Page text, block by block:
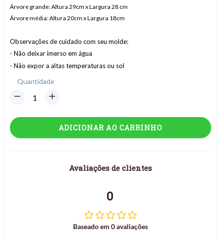
Árvore grande: Altura 29cm x Largura 28 cm
Árvore média: Altura 20cm x Largura 18cm
Observações de cuidado com seu molde:
- Não deixar imerso em água
- Não expor a altas temperaturas ou sol
Quantidade
ADICIONAR AO CARRINHO
Avaliações de clientes
0
Baseado em 0 avaliações